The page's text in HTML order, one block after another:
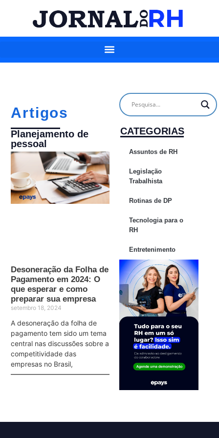
Artigos
Planejamento de
pessoal
Desoneração da Folha de
Pagamento em 2024: O
que esperar e como
preparar sua empresa
setembro 18, 2024
A desoneração da folha de
pagamento tem sido um tema
central nas discussões sobre a
competitividade das
empresas no Brasil,
CATEGORIAS
Assuntos de RH
Legislação
Trabalhista
Rotinas de DP
Tecnologia para o
RH
Entretenimento